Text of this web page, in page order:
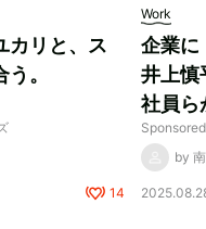
カリと、ス
。
14
Work
企業に
井上慎
社員ら
by